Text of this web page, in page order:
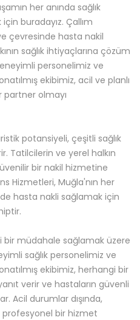
her anında sağlık
buradayız. Çallım
çevresinde hasta nakil
sağlık ihtiyaçlarına çözüm
personelimiz ve
ekibimiz, acil ve planlı
partner olmayı
potansiyeli, çeşitli sağlık
Tatilcilerin ve yerel halkın
bir nakil hizmetine
Hizmetleri, Muğla'nın her
hasta nakli sağlamak için
bir müdahale sağlamak üzere
sağlık personelimiz ve
ekibimiz, herhangi bir
verir ve hastaların güvenli
Acil durumlar dışında,
profesyonel bir hizmet